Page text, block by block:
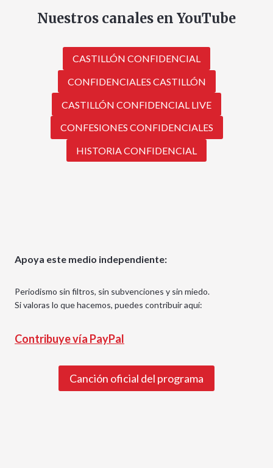
Nuestros canales en YouTube
CASTILLÓN CONFIDENCIAL
CONFIDENCIALES CASTILLÓN
CASTILLÓN CONFIDENCIAL LIVE
CONFESIONES CONFIDENCIALES
HISTORIA CONFIDENCIAL
Apoya este medio independiente:
Periodismo sin filtros, sin subvenciones y sin miedo.
Si valoras lo que hacemos, puedes contribuir aquí:
Contribuye vía PayPal
Canción oficial del programa